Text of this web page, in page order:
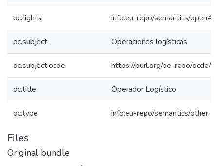
dc.rights info:eu-repo/semantics/
dc.subject Operaciones logísticas
dc.subject.ocde https://purl.org/pe-repo/ocde/
dc.title Operador Logístico
dc.type info:eu-repo/semantics/other
Files
Original bundle